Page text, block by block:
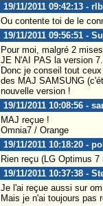
19/11/2011 09:42:13 - rlb
Ou contente toi de le
19/11/2011 09:56:51 -
Pour moi, malgré 2
JE N'AI PAS la version
Donc je conseil tout
des MAJ SAMSUNG
nouvelle version !
19/11/2011 10:08:56 -
MAJ reçue !
Omnia7 / Orange
19/11/2011 10:18:20 -
Rien reçu (LG Optimus
19/11/2011 10:37:38 -
Je l'ai reçue aussi sur
Mais je n'ai toujours pas